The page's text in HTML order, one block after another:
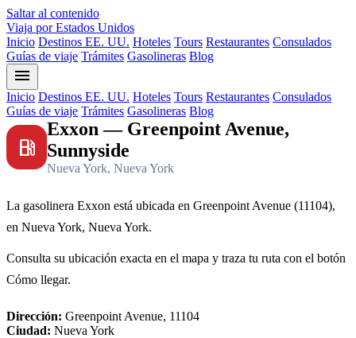
Saltar al contenido
Viaja por Estados Unidos
Inicio Destinos EE. UU. Hoteles Tours Restaurantes Consulados
Guías de viaje Trámites Gasolineras Blog
menu
Inicio Destinos EE. UU. Hoteles Tours Restaurantes Consulados
Guías de viaje Trámites Gasolineras Blog
local_gas_station
Exxon — Greenpoint Avenue,
Sunnyside
Nueva York, Nueva York
La gasolinera Exxon está ubicada en Greenpoint Avenue (11104),
en Nueva York, Nueva York.
Consulta su ubicación exacta en el mapa y traza tu ruta con el botón
Cómo llegar.
Dirección: Greenpoint Avenue, 11104
Ciudad: Nueva York